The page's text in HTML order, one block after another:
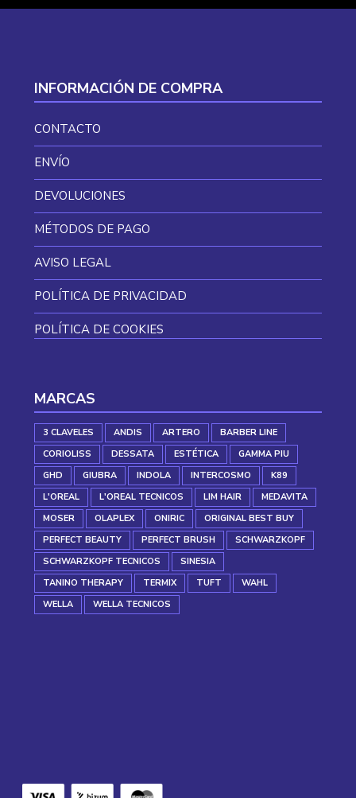
INFORMACIÓN DE COMPRA
CONTACTO
ENVÍO
DEVOLUCIONES
MÉTODOS DE PAGO
AVISO LEGAL
POLÍTICA DE PRIVACIDAD
POLÍTICA DE COOKIES
MARCAS
3 CLAVELES ANDIS ARTERO
BARBER LINE
CORIOLISS
DESSATA ESTÉTICA
GAMMA PIU
GHD
GIUBRA INDOLA INTERCOSMO
K89
L'OREAL
L'OREAL TECNICOS LIM HAIR
MEDAVITA
MOSER
OLAPLEX ONIRIC
ORIGINAL BEST BUY
PERFECT BEAUTY
PERFECT BRUSH
SCHWARZKOPF
SCHWARZKOPF TECNICOS
SINESIA
TANINO THERAPY
TERMIX TUFT
WAHL
WELLA
WELLA TECNICOS